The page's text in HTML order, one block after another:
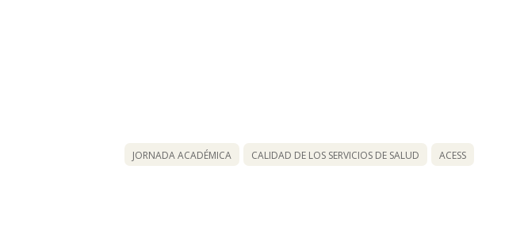
JORNADA ACADÉMICA CALIDAD DE LOS SERVICIOS DE SALUD ACESS